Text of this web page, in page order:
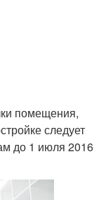
помещения,
следует
до 1 июля 2016